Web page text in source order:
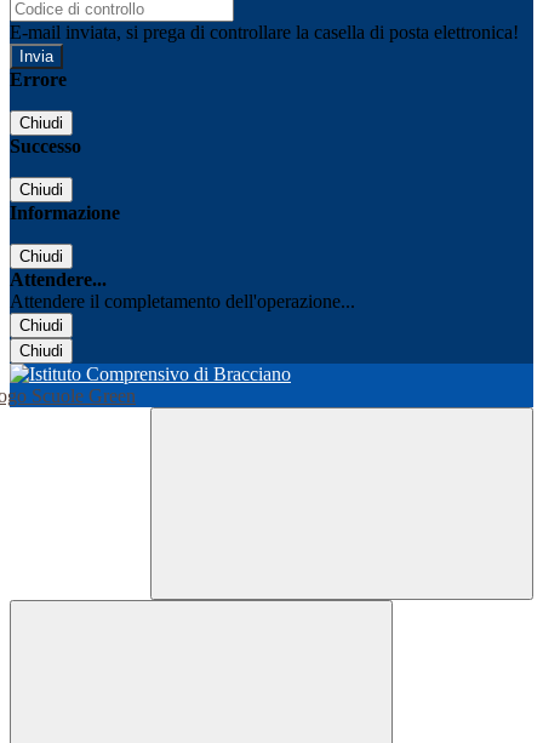
E-mail inviata, si prega di controllare la casella di posta elettronica!
Errore
Chiudi
Successo
Chiudi
Informazione
Chiudi
Attendere...
Attendere il completamento dell'operazione...
Chiudi
Chiudi